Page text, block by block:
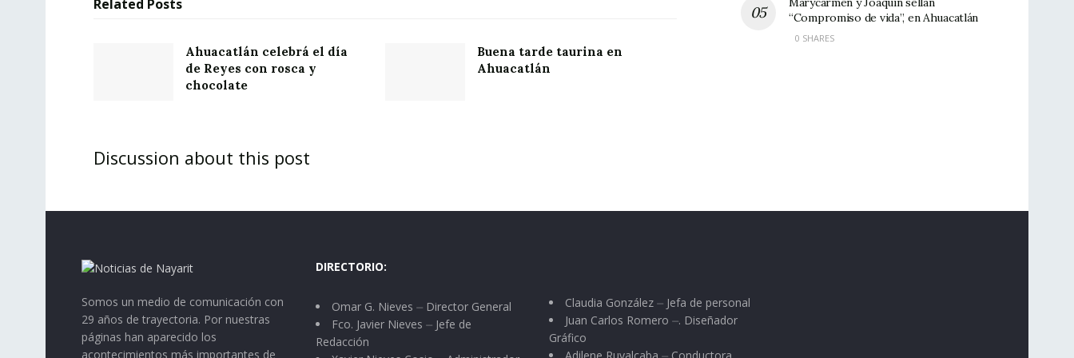
Related Posts
Ahuacatlán celebrá el día
de Reyes con rosca y
chocolate
Buena tarde taurina en
Ahuacatlán
Discussion about this post
“Compromiso de vida”, en Ahuacatlán
0 SHARES
Somos un medio de comunicación con
29 años de trayectoria. Por nuestras
páginas han aparecido los
acontecimientos más importantes de
DIRECTORIO:
Omar G. Nieves ⏤ Director General
Fco. Javier Nieves ⏤ Jefe de
Redacción
Claudia González ⏤ Jefa de personal
Juan Carlos Romero ⏤. Diseñador
Gráfico